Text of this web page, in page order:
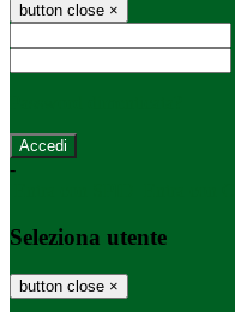
button close ×
-
Seleziona utente
button close ×